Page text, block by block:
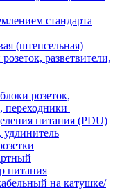
стандарта
(штепсельная)
разветвители,
розеток,
переходники
питания (PDU)
удлинитель
питания
на катушке/